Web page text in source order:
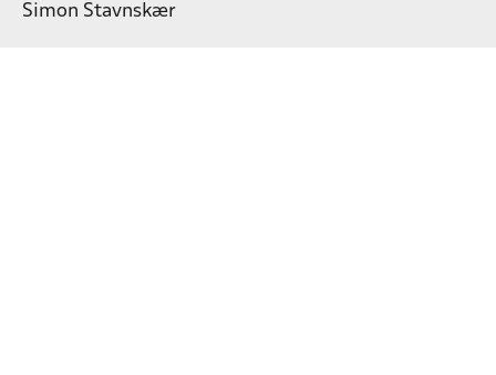
Simon Stavnskær